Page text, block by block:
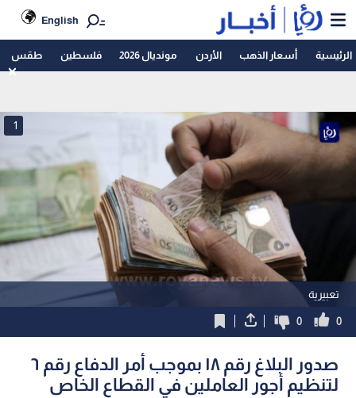
English
الرئيسية أسعار الذهب الأردن مونديال 2026 فلسطين طقس
تعبيرية
1
0
0
صدور البلاغ رقم ١٨ بموجب أمر الدفاع رقم ٦
لتنظيم أجور العاملين في القطاع الخاص